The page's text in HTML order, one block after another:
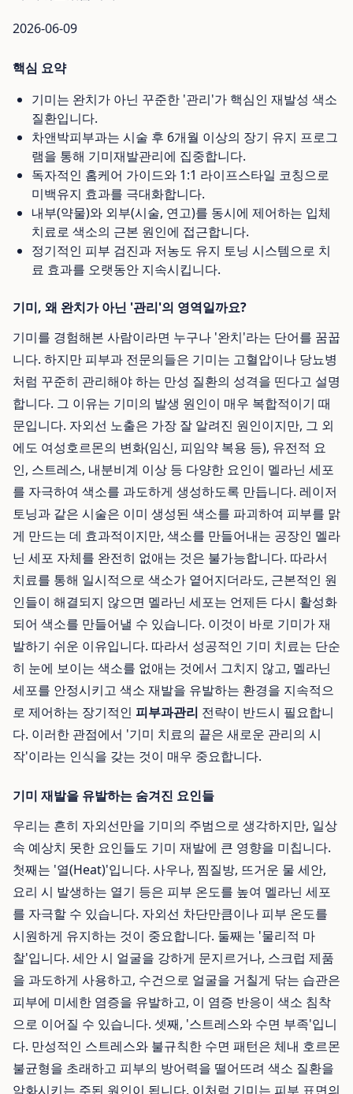
2026-06-09
핵심 요약
기미는 완치가 아닌 꾸준한 '관리'가 핵심인 재발성 색소
질환입니다.
차앤박피부과는 시술 후 6개월 이상의 장기 유지 프로그
램을 통해 기미재발관리에 집중합니다.
독자적인 홈케어 가이드와 1:1 라이프스타일 코칭으로
미백유지 효과를 극대화합니다.
내부(약물)와 외부(시술, 연고)를 동시에 제어하는 입체
치료로 색소의 근본 원인에 접근합니다.
정기적인 피부 검진과 저농도 유지 토닝 시스템으로 치
료 효과를 오랫동안 지속시킵니다.
기미, 왜 완치가 아닌 '관리'의 영역일까요?
기미를 경험해본 사람이라면 누구나 '완치'라는 단어를 꿈꿉
니다. 하지만 피부과 전문의들은 기미는 고혈압이나 당뇨병
처럼 꾸준히 관리해야 하는 만성 질환의 성격을 띤다고 설명
합니다. 그 이유는 기미의 발생 원인이 매우 복합적이기 때
문입니다. 자외선 노출은 가장 잘 알려진 원인이지만, 그 외
에도 여성호르몬의 변화(임신, 피임약 복용 등), 유전적 요
인, 스트레스, 내분비계 이상 등 다양한 요인이 멜라닌 세포
를 자극하여 색소를 과도하게 생성하도록 만듭니다. 레이저
토닝과 같은 시술은 이미 생성된 색소를 파괴하여 피부를 맑
게 만드는 데 효과적이지만, 색소를 만들어내는 공장인 멜라
닌 세포 자체를 완전히 없애는 것은 불가능합니다. 따라서
치료를 통해 일시적으로 색소가 옅어지더라도, 근본적인 원
인들이 해결되지 않으면 멜라닌 세포는 언제든 다시 활성화
되어 색소를 만들어낼 수 있습니다. 이것이 바로 기미가 재
발하기 쉬운 이유입니다. 따라서 성공적인 기미 치료는 단순
히 눈에 보이는 색소를 없애는 것에서 그치지 않고, 멜라닌
세포를 안정시키고 색소 재발을 유발하는 환경을 지속적으
로 제어하는 장기적인 피부과관리 전략이 반드시 필요합니
다. 이러한 관점에서 '기미 치료의 끝은 새로운 관리의 시
작'이라는 인식을 갖는 것이 매우 중요합니다.
기미 재발을 유발하는 숨겨진 요인들
우리는 흔히 자외선만을 기미의 주범으로 생각하지만, 일상
속 예상치 못한 요인들도 기미 재발에 큰 영향을 미칩니다.
첫째는 '열(Heat)'입니다. 사우나, 찜질방, 뜨거운 물 세안,
요리 시 발생하는 열기 등은 피부 온도를 높여 멜라닌 세포
를 자극할 수 있습니다. 자외선 차단만큼이나 피부 온도를
시원하게 유지하는 것이 중요합니다. 둘째는 '물리적 마
찰'입니다. 세안 시 얼굴을 강하게 문지르거나, 스크럽 제품
을 과도하게 사용하고, 수건으로 얼굴을 거칠게 닦는 습관은
피부에 미세한 염증을 유발하고, 이 염증 반응이 색소 침착
으로 이어질 수 있습니다. 셋째, '스트레스와 수면 부족'입니
다. 만성적인 스트레스와 불규칙한 수면 패턴은 체내 호르몬
불균형을 초래하고 피부의 방어력을 떨어뜨려 색소 질환을
악화시키는 주된 원인이 됩니다. 이처럼 기미는 피부 표면의